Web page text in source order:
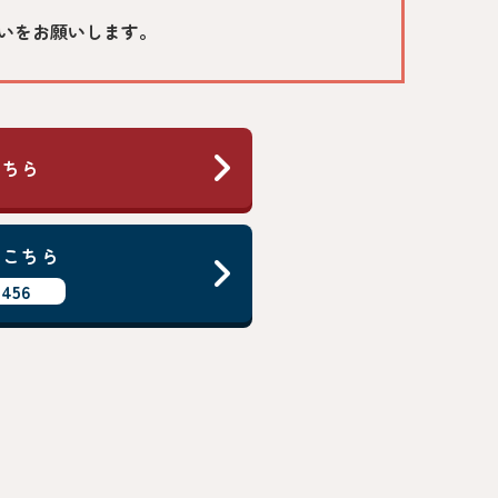
お願いします。
ら
ちら